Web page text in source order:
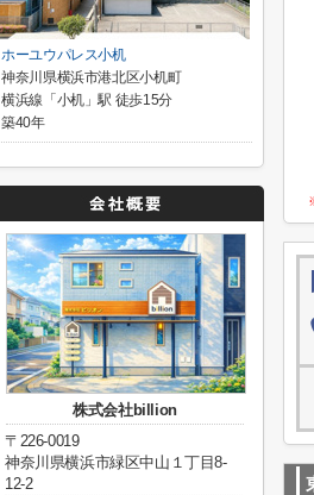
ホーユウパレス小机
神奈川県横浜市港北区小机町
横浜線「小机」駅 徒歩15分
築40年
株式会社billion
〒226-0019
神奈川県横浜市緑区中山１丁目8-
12-2